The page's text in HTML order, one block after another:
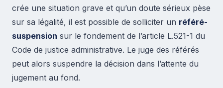
crée une situation grave et qu’un doute sérieux pèse
sur sa légalité, il est possible de solliciter un référé-
suspension sur le fondement de l’article L.521-1 du
Code de justice administrative. Le juge des référés
peut alors suspendre la décision dans l’attente du
jugement au fond.